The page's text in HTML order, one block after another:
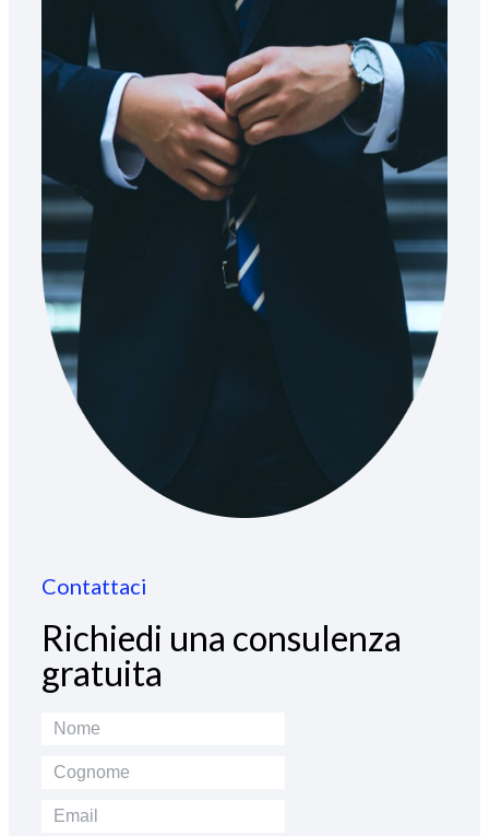
Contattaci
Richiedi una consulenza
gratuita